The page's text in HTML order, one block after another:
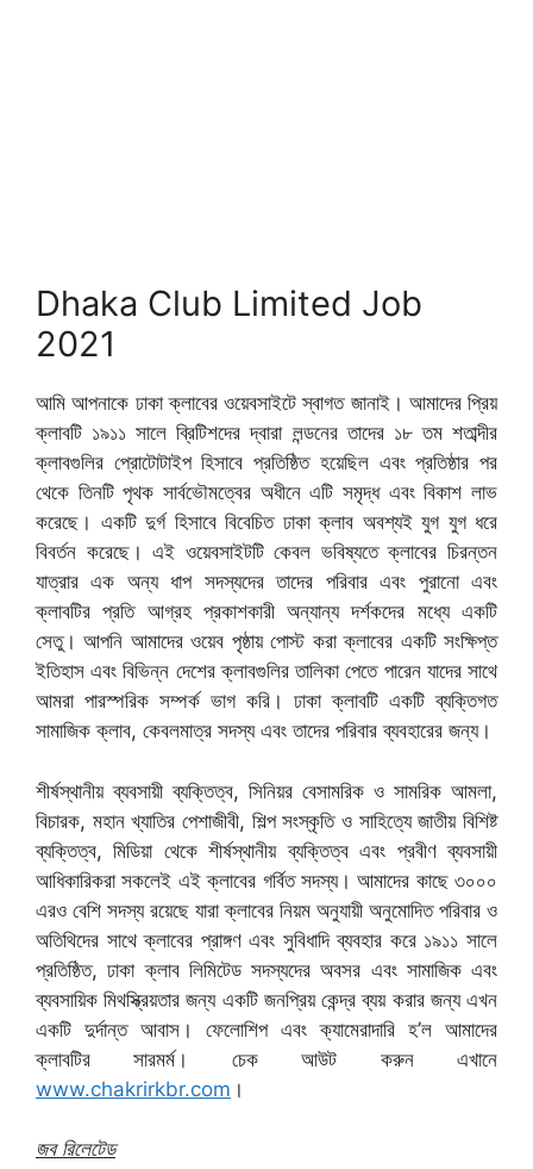
Dhaka Club Limited Job
2021
আমি আপনাকে ঢাকা ক্লাবের ওয়েবসাইটে স্বাগত জানাই। আমাদের প্রিয়
ক্লাবটি ১৯১১ সালে ব্রিটিশদের দ্বারা লন্ডনের তাদের ১৮ তম শতাব্দীর
ক্লাবগুলির প্রোটোটাইপ হিসাবে প্রতিষ্ঠিত হয়েছিল এবং প্রতিষ্ঠার পর
থেকে তিনটি পৃথক সার্বভৌমত্বের অধীনে এটি সমৃদ্ধ এবং বিকাশ লাভ
করেছে। একটি দুর্গ হিসাবে বিবেচিত ঢাকা ক্লাব অবশ্যই যুগ যুগ ধরে
বিবর্তন করেছে। এই ওয়েবসাইটটি কেবল ভবিষ্যতে ক্লাবের চিরন্তন
যাত্রার এক অন্য ধাপ সদস্যদের তাদের পরিবার এবং পুরানো এবং
ক্লাবটির প্রতি আগ্রহ প্রকাশকারী অন্যান্য দর্শকদের মধ্যে একটি
সেতু। আপনি আমাদের ওয়েব পৃষ্ঠায় পোস্ট করা ক্লাবের একটি সংক্ষিপ্ত
ইতিহাস এবং বিভিন্ন দেশের ক্লাবগুলির তালিকা পেতে পারেন যাদের সাথে
আমরা পারস্পরিক সম্পর্ক ভাগ করি। ঢাকা ক্লাবটি একটি ব্যক্তিগত
সামাজিক ক্লাব, কেবলমাত্র সদস্য এবং তাদের পরিবার ব্যবহারের জন্য।
শীর্ষস্থানীয় ব্যবসায়ী ব্যক্তিত্ব, সিনিয়র বেসামরিক ও সামরিক আমলা,
বিচারক, মহান খ্যাতির পেশাজীবী, শিল্প সংস্কৃতি ও সাহিত্যে জাতীয় বিশিষ্ট
ব্যক্তিত্ব, মিডিয়া থেকে শীর্ষস্থানীয় ব্যক্তিত্ব এবং প্রবীণ ব্যবসায়ী
আধিকারিকরা সকলেই এই ক্লাবের গর্বিত সদস্য। আমাদের কাছে ৩০০০
এরও বেশি সদস্য রয়েছে যারা ক্লাবের নিয়ম অনুযায়ী অনুমোদিত পরিবার ও
অতিথিদের সাথে ক্লাবের প্রাঙ্গণ এবং সুবিধাদি ব্যবহার করে ১৯১১ সালে
প্রতিষ্ঠিত, ঢাকা ক্লাব লিমিটেড সদস্যদের অবসর এবং সামাজিক এবং
ব্যবসায়িক মিথস্ক্রিয়তার জন্য একটি জনপ্রিয় কেন্দ্র ব্যয় করার জন্য এখন
একটি দুর্দান্ত আবাস। ফেলোশিপ এবং ক্যামেরাদারি হ’ল আমাদের
ক্লাবটির সারমর্ম। চেক আউট করুন এখানে
www.chakrirkbr.com ।
জব রিলেটেড